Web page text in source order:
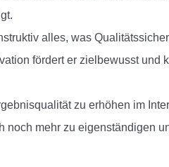
alles, was
fördert er zielbewusst und
zu erhöhen im
noch mehr zu eigenständigen